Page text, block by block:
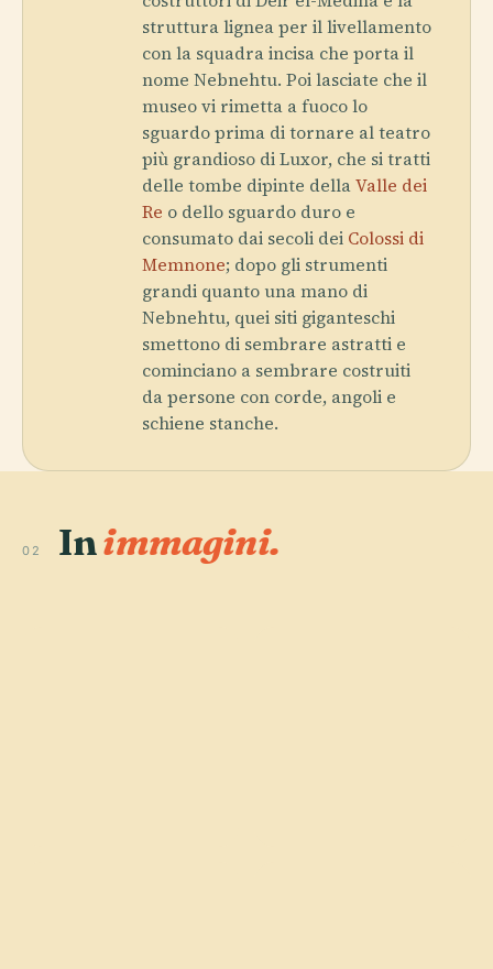
struttura lignea per il livellamento
con la squadra incisa che porta il
nome Nebnehtu. Poi lasciate che il
museo vi rimetta a fuoco lo
sguardo prima di tornare al teatro
più grandioso di Luxor, che si tratti
delle tombe dipinte dellaValle dei
Re o dello sguardo duro e
consumato dai secoli dei Colossi di
Memnone; dopo gli strumenti
grandi quanto una mano di
Nebnehtu, quei siti giganteschi
smettono di sembrare astratti e
cominciano a sembrare costruiti
da persone con corde, angoli e
schiene stanche.
02 Inimmagini.